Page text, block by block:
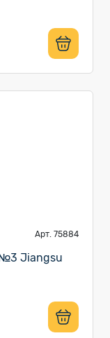
Арт. 75884
№3 Jiangsu